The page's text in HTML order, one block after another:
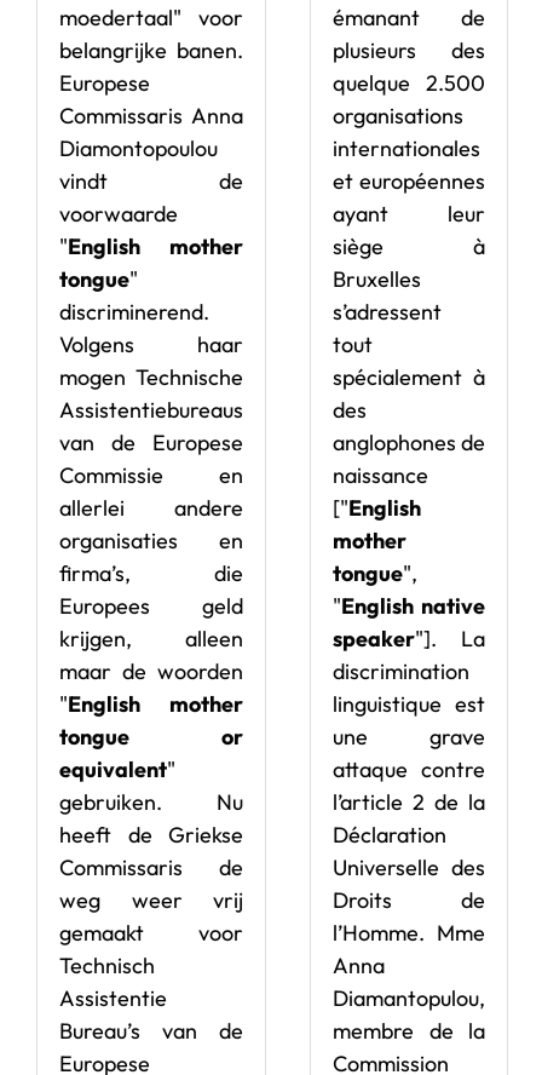
moedertaal" voor
belangrijke banen.
Europese
Commissaris Anna
Diamontopoulou
vindt de
voorwaarde
"English mother
tongue"
discriminerend.
Volgens haar
mogen Technische
Assistentiebureaus
van de Europese
Commissie en
allerlei andere
organisaties en
firma’s, die
Europees geld
krijgen, alleen
maar de woorden
"English mother
tongue or
equivalent"
gebruiken. Nu
heeft de Griekse
Commissaris de
weg weer vrij
gemaakt voor
Technisch
Assistentie
Bureau’s van de
Europese
émanant de
plusieurs des
quelque 2.500
organisations
internationales
et européennes
ayant leur
siège à
Bruxelles
s’adressent
tout
spécialement à
des
anglophones de
naissance
["English
mother
tongue",
"English native
speaker"]. La
discrimination
linguistique est
une grave
attaque contre
l’article 2 de la
Déclaration
Universelle des
Droits de
l’Homme. Mme
Anna
Diamantopulou,
membre de la
Commission